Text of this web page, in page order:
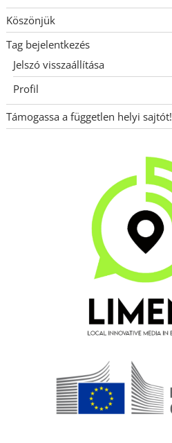
Köszönjük
Tag bejelentkezés
Jelszó visszaállítása
Profil
Támogassa a független helyi sajtót!